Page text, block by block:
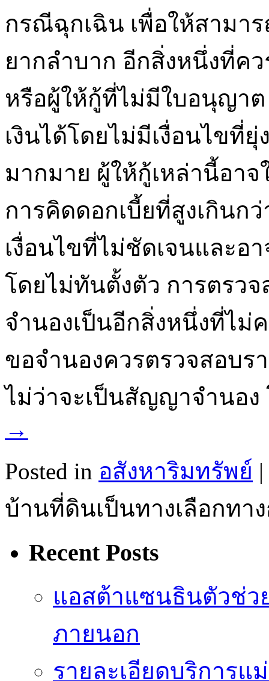
กรณีฉุกเฉิน เพื่อให้สามา
ยากลำบาก อีกสิ่งหนึ่งที่ค
หรือผู้ให้กู้ที่ไม่มีใบอนุญา
เงินได้โดยไม่มีเงื่อนไขที่
มากมาย ผู้ให้กู้เหล่านี้อา
การคิดดอกเบี้ยที่สูงเกินก
เงื่อนไขที่ไม่ชัดเจนและอ
โดยไม่ทันตั้งตัว การตรวจ
จำนองเป็นอีกสิ่งหนึ่งที่ไ
ขอจำนองควรตรวจสอบร
ไม่ว่าจะเป็นสัญญาจำนอ
→
Posted in อสังหาริมทรัพย์ |
บ้านที่ดินเป็นทางเลือกทา
Recent Posts
แอสต้าแซนธินตัวช่ว
ภายนอก
รายละเอียดบริการ